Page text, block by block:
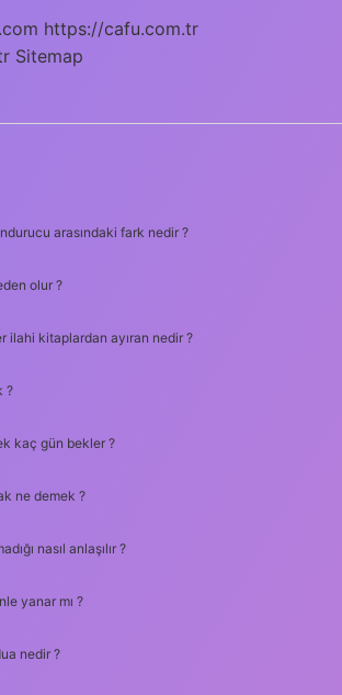
https://cafu.com.tr
Sitemap
arasındaki fark nedir ?
olur ?
ilahi kitaplardan ayıran nedir ?
?
kaç gün bekler ?
ne demek ?
nasıl anlaşılır ?
yanar mı ?
nedir ?